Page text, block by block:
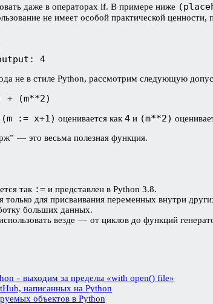
даже в операторах if. В примере ниже
не имеет особой практической
4
не в стиле Python, рассмотрим следующую
+ (m**2)
(m := x+1) оценивается как 4 и (m**2)
— это весьма полезная функция.
так := и представлен в Python 3.8.
только для присваивания переменных внутри
больших данных.
везде — от циклов до функций
- выходим за пределы «with open() file»
написанных на Python
объектов в Python